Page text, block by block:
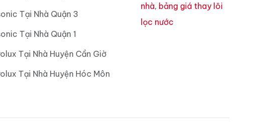
Tại Nhà Quận 3
Tại Nhà Quận 1
Tại Nhà Huyện Cần Giờ
Tại Nhà Huyện Hóc Môn
nhà, bảng giá thay lõi
lọc nước